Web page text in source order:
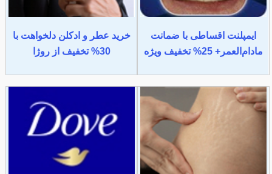
ایمپلنت اقساطی با ضمانت
مادام‌العمر+ 25% تخفیف ویژه
خرید عطر و ادکلن دلخواهت با
30% تخفیف از روژا